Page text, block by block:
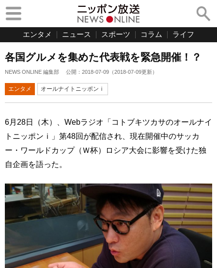
エンタメ ニュース スポーツ コラム ライフ
各国グルメを集めた代表戦を緊急開催！？
NEWS ONLINE 編集部 公開： 2018-07-09 （2018-07-09更新）
エンタメ オールナイトニッポンｉ
6月28日（木）、Webラジオ「コトブキツカサのオールナイ
トニッポンｉ」第48回が配信され、現在開催中のサッカ
ー・ワールドカップ（Ｗ杯）ロシア大会に影響を受けた独
自企画を語った。